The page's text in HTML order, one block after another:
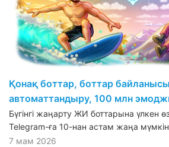
Қонақ боттар, боттар
автоматтандыру, 100 млн
Бүгінгі жаңарту ЖИ боттарына үлкен
Telegram-ға 10-нан астам жаңа
7 мам 2026